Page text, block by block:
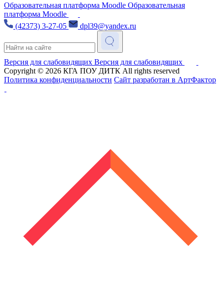
Образовательная платформа Moodle Образовательная
платформа Moodle
(42373) 3-27-05
dpl39@yandex.ru
Версия для слабовидящих Версия для слабовидящих
Copyright © 2026 КГА ПОУ ДИТК All rights reserved
Политика конфиденциальности Сайт разработан в АртФактор